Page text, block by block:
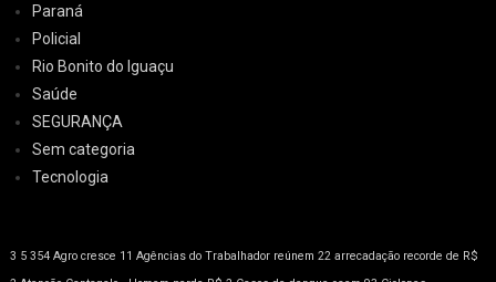
Paraná
Policial
Rio Bonito do Iguaçu
Saúde
SEGURANÇA
Sem categoria
Tecnologia
3 5 354 Agro cresce 11 Agências do Trabalhador reúnem 22 arrecadação recorde de R$